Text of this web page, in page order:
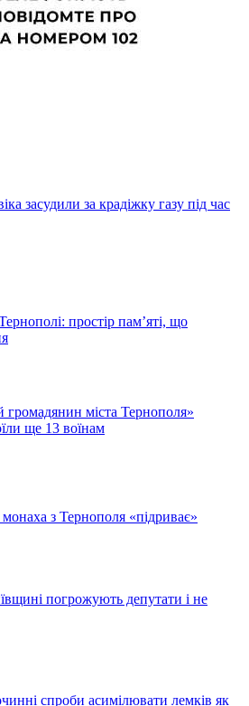
засудили за крадіжку газу під час
простір пам’яті, що
міста Тернополя»
ще 13 воїнам
з Тернополя «підриває»
погрожують депутати і не
спроби асимілювати лемків як